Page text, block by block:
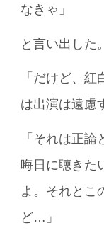
なきゃ」
と言い出した。
「だけど、
は出演は遠慮
「それは正
晦日に聴きた
よ。それとこ
ど…」